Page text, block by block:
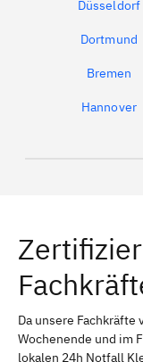
Düsseldorf
Dortmund
Bremen
Hannover
Erlangen
Bayreuth
Da unsere Fachkräfte
Wochenende und im
lokalen 24h Notfall